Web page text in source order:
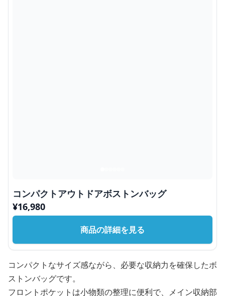
コンパクトアウトドアボストンバッグ
¥16,980
商品の詳細を見る
コンパクトなサイズ感ながら、必要な収納力を確保したボ
ストンバッグです。
フロントポケットは小物類の整理に便利で、メイン収納部